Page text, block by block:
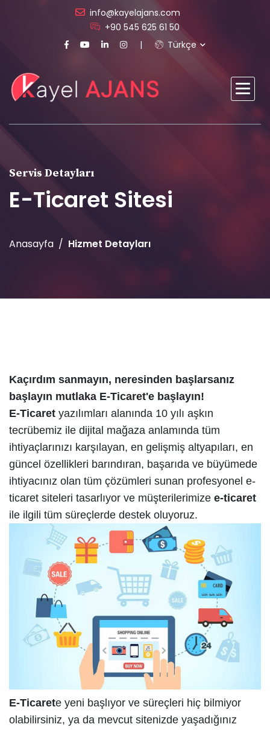
info@kayelajans.com
+90 545 625 61 50
Türkçe
Servis Detayları
E-Ticaret Sitesi
Anasayfa Hizmet Detayları
Kaçırdım sanmayın, neresinden başlarsanız
başlayın mutlaka E-Ticaret'e başlayın!
E-Ticaret yazılımları alanında 10 yılı aşkın
tecrübemiz ile dijital mağaza anlamında tüm
ihtiyaçlarınızı karşılayan, en gelişmiş altyapıları, en
güncel özellikleri barındıran, başarıda ve büyümede
ihtiyacınız olan tüm çözümleri sunan profesyonel e-
ticaret siteleri tasarlıyor ve müşterilerimize e-ticaret
ile ilgili tüm süreçlerde destek oluyoruz.
E-Ticarete yeni başlıyor ve süreçleri hiç bilmiyor
olabilirsiniz, ya da mevcut sitenizde yaşadığınız